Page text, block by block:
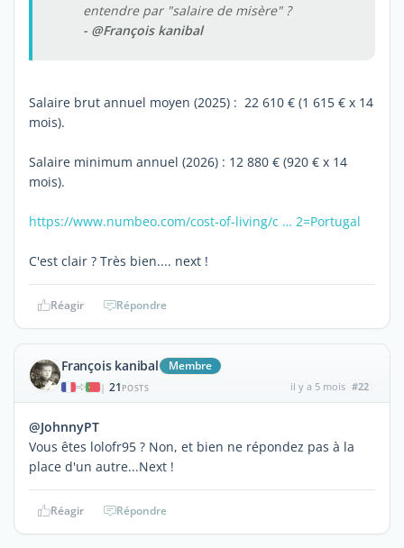
entendre par "salaire de misère" ?
- @François kanibal
Salaire brut annuel moyen (2025) : 22 610 € (1 615 € x 14
mois).
Salaire minimum annuel (2026) : 12 880 € (920 € x 14
mois).
https://www.numbeo.com/cost-of-living/c … 2=Portugal
C'est clair ? Très bien.... next !
Réagir Répondre
François kanibal Membre
| 21 POSTS il y a 5 mois #22
@JohnnyPT
Vous êtes lolofr95 ? Non, et bien ne répondez pas à la
place d'un autre...Next !
Réagir Répondre